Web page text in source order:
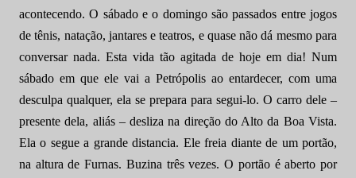
acontecendo. O sábado e o domingo são passados entre jogos
de tênis, natação, jantares e teatros, e quase não dá mesmo para
conversar nada. Esta vida tão agitada de hoje em dia! Num
sábado em que ele vai a Petrópolis ao entardecer, com uma
desculpa qualquer, ela se prepara para segui-lo. O carro dele –
presente dela, aliás – desliza na direção do Alto da Boa Vista.
Ela o segue a grande distancia. Ele freia diante de um portão,
na altura de Furnas. Buzina três vezes. O portão é aberto por